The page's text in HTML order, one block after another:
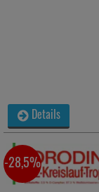
Details
-28,5%